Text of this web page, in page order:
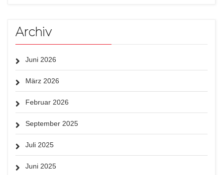
Archiv
Juni 2026
März 2026
Februar 2026
September 2025
Juli 2025
Juni 2025